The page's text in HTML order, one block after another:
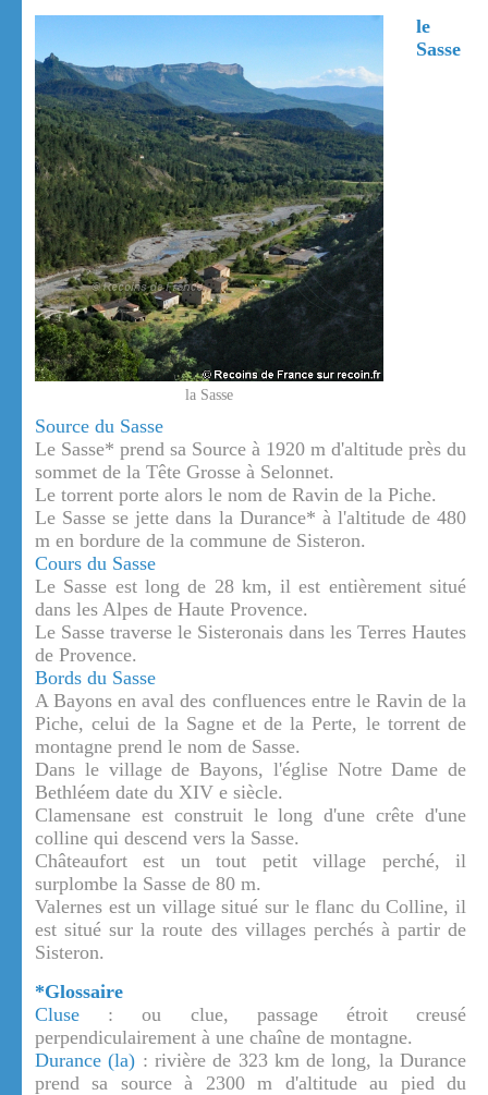
la Sasse
le
Sasse
Source du Sasse
Le Sasse* prend sa Source à 1920 m d'altitude près du
sommet de la Tête Grosse à Selonnet.
Le torrent porte alors le nom de Ravin de la Piche.
Le Sasse se jette dans la Durance* à l'altitude de 480
m en bordure de la commune de Sisteron.
Cours du Sasse
Le Sasse est long de 28 km, il est entièrement situé
dans les Alpes de Haute Provence.
Le Sasse traverse le Sisteronais dans les Terres Hautes
de Provence.
Bords du Sasse
A Bayons en aval des confluences entre le Ravin de la
Piche, celui de la Sagne et de la Perte, le torrent de
montagne prend le nom de Sasse.
Dans le village de Bayons, l'église Notre Dame de
Bethléem date du XIV e siècle.
Clamensane est construit le long d'une crête d'une
colline qui descend vers la Sasse.
Châteaufort est un tout petit village perché, il
surplombe la Sasse de 80 m.
Valernes est un village situé sur le flanc du Colline, il
est situé sur la route des villages perchés à partir de
Sisteron.
*Glossaire
Cluse : ou clue, passage étroit creusé
perpendiculairement à une chaîne de montagne.
Durance (la) : rivière de 323 km de long, la Durance
prend sa source à 2300 m d'altitude au pied du